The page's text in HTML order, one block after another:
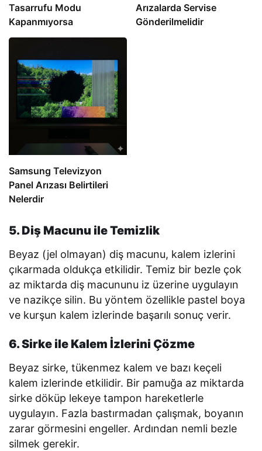
Tasarrufu Modu
Kapanmıyorsa
Arızalarda Servise
Gönderilmelidir
Samsung Televizyon
Panel Arızası Belirtileri
Nelerdir
5. Diş Macunu ile Temizlik
Beyaz (jel olmayan) diş macunu, kalem izlerini
çıkarmada oldukça etkilidir. Temiz bir bezle çok
az miktarda diş macununu iz üzerine uygulayın
ve nazikçe silin. Bu yöntem özellikle pastel boya
ve kurşun kalem izlerinde başarılı sonuç verir.
6. Sirke ile Kalem İzlerini Çözme
Beyaz sirke, tükenmez kalem ve bazı keçeli
kalem izlerinde etkilidir. Bir pamuğa az miktarda
sirke döküp lekeye tampon hareketlerle
uygulayın. Fazla bastırmadan çalışmak, boyanın
zarar görmesini engeller. Ardından nemli bezle
silmek gerekir.